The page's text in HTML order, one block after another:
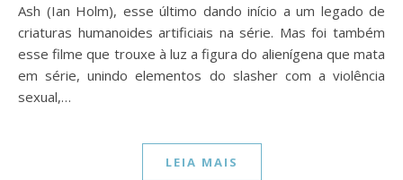
Ash (Ian Holm), esse último dando início a um legado de
criaturas humanoides artificiais na série. Mas foi também
esse filme que trouxe à luz a figura do alienígena que mata
em série, unindo elementos do slasher com a violência
sexual,…
LEIA MAIS